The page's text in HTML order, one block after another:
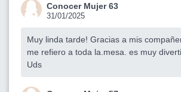
Conocer Mujer 63
31/01/2025
Muy linda tarde! Gracias a mis
me refiero a toda la.mesa. es muy
Uds